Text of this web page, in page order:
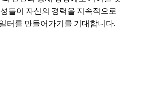
들이 자신의 경력을 지속적으로
터를 만들어가기를 기대합니다.